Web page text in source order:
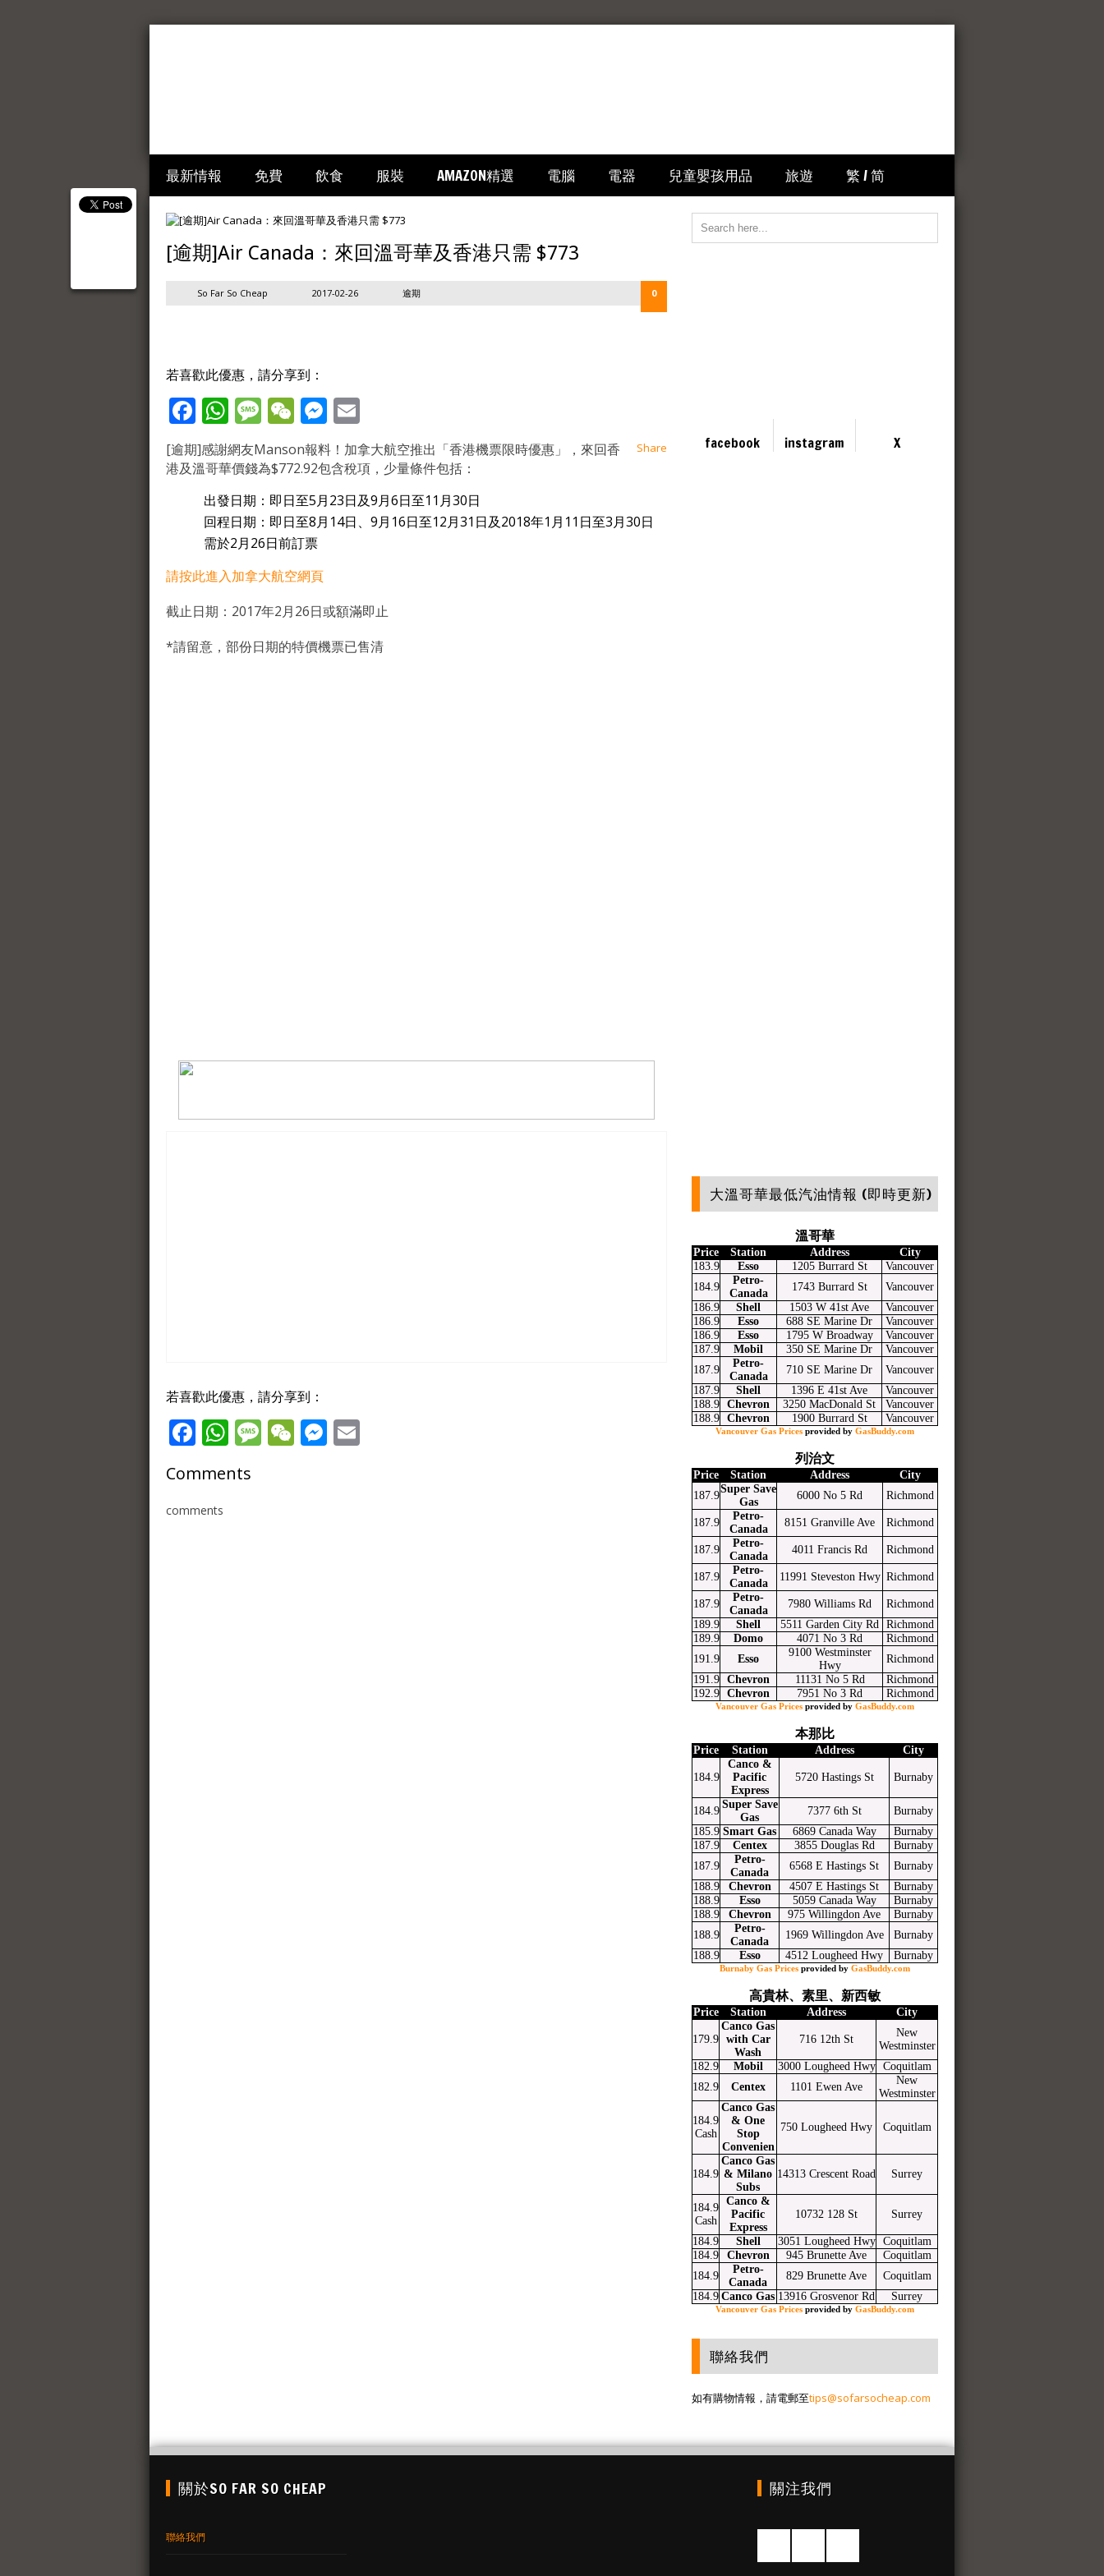
最新情報 免費 飲食 服裝 AMAZON精選 電腦 電器 兒童嬰孩用品 旅遊 繁 / 简
[逾期]Air Canada：來回溫哥華及香港只需 $773
So Far So Cheap 2017-02-26 逾期 0
若喜歡此優惠，請分享到：
Facebook
WhatsApp
Message
WeChat
Messenger
Share
[逾期]感謝網友Manson報料！加拿大航空推出「香港機票限時優惠」，來回香
港及溫哥華價錢為$772.92包含稅項，少量條件包括：
出發日期：即日至5月23日及9月6日至11月30日
回程日期：即日至8月14日、9月16日至12月31日及2018年1月11日至3月30日
需於2月26日前訂票
請按此進入加拿大航空網頁
截止日期：2017年2月26日或額滿即止
*請留意，部份日期的特價機票已售清
若喜歡此優惠，請分享到：
Facebook
WhatsApp
Message
WeChat
Messenger
Comments
comments
facebook instagram X
大溫哥華最低汽油情報 (即時更新)
溫哥華
Price Station Address
City
183.9
Esso 1205 Burrard St
Vancouver
184.9
Petro-
Canada
1743 Burrard St
Vancouver
186.9
Shell 1503 W 41st Ave
Vancouver
186.9
Esso 688 SE Marine Dr
Vancouver
186.9
Esso 1795 W Broadway
Vancouver
187.9
Mobil 350 SE Marine Dr
Vancouver
187.9
Petro-
Canada
710 SE Marine Dr
Vancouver
187.9
Shell 1396 E 41st Ave
Vancouver
188.9
Chevron 3250 MacDonald St
Vancouver
188.9
Chevron 1900 Burrard St Vancouver
Vancouver Gas Prices provided by GasBuddy.com
列治文
Price Station Address
City
187.9
Super Save
Gas
6000 No 5 Rd Richmond
187.9
Petro-
Canada
8151 Granville Ave Richmond
187.9
Petro-
Canada
4011 Francis Rd Richmond
187.9
Petro-
Canada
11991 Steveston Hwy Richmond
187.9
Petro-
Canada
7980 Williams Rd
Richmond
189.9
Shell 5511 Garden City Rd Richmond
189.9
Domo 4071 No 3 Rd
Richmond
191.9
Esso
9100 Westminster
Hwy
Richmond
191.9
Chevron 11131 No 5 Rd
Richmond
192.9
Chevron 7951 No 3 Rd Richmond
Vancouver Gas Prices provided by GasBuddy.com
本那比
Price Station Address City
184.9
Canco &
Pacific
Express
5720 Hastings St Burnaby
184.9
Super Save
Gas
7377 6th St
Burnaby
185.9 Smart Gas 6869 Canada Way
Burnaby
187.9
Centex 3855 Douglas Rd
Burnaby
187.9
Petro-
Canada
6568 E Hastings St
Burnaby
188.9
Chevron 4507 E Hastings St
Burnaby
188.9
Esso 5059 Canada Way
Burnaby
188.9
Chevron 975 Willingdon Ave
Burnaby
188.9
Petro-
Canada
1969 Willingdon Ave
Burnaby
188.9
Esso 4512 Lougheed Hwy Burnaby
Burnaby Gas Prices provided by GasBuddy.com
高貴林、素里、新西敏
Price Station Address City
179.9
Canco Gas
with Car
Wash
716 12th St
New
Westminster
182.9
Mobil 3000 Lougheed Hwy
Coquitlam
182.9
Centex 1101 Ewen Ave
New
Westminster
184.9
Cash
Canco Gas
& One
Stop
Convenien
750 Lougheed Hwy Coquitlam
184.9
Canco Gas
& Milano
Subs
14313 Crescent Road Surrey
184.9
Cash
Canco &
Pacific
Express
10732 128 St Surrey
184.9 Shell 3051 Lougheed Hwy
Coquitlam
184.9
Chevron 945 Brunette Ave
Coquitlam
184.9
Petro-
Canada
829 Brunette Ave
Coquitlam
184.9 Canco Gas 13916 Grosvenor Rd Surrey
Vancouver Gas Prices provided by GasBuddy.com
聯絡我們
如有購物情報，請電郵至tips@sofarsocheap.com
關於SO FAR SO CHEAP
聯絡我們
關注我們